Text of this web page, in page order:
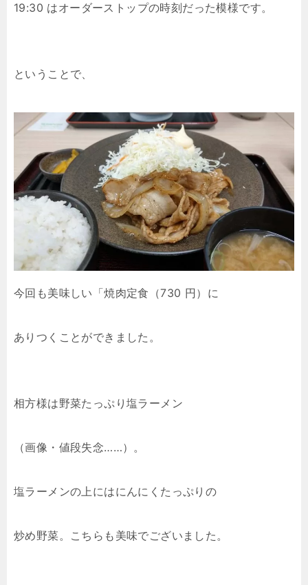
19:30 はオーダーストップの時刻だった模様です。
ということで、
今回も美味しい「焼肉定食（730 円）に
ありつくことができました。
相方様は野菜たっぷり塩ラーメン
（画像・値段失念……）。
塩ラーメンの上にはにんにくたっぷりの
炒め野菜。こちらも美味でございました。